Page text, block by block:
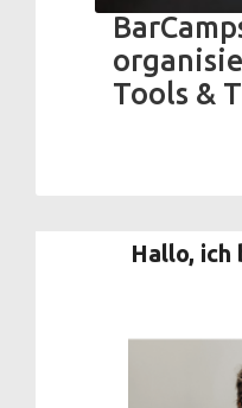
Tools &
Hallo,